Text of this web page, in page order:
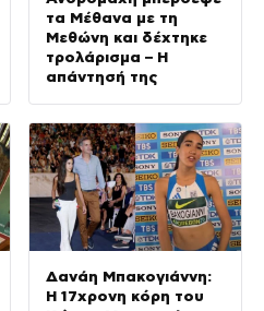
τα Μέθανα με τη
Μεθώνη και δέχτηκε
τρολάρισμα – Η
απάντησή της
Δανάη Μπακογιάννη:
Η 17χρονη κόρη του